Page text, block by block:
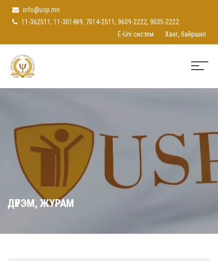
info@usp.mn
11-362511, 11-301489, 7014-2511, 9609-2222, 9035-2222
E-Uni систем
Хаяг, байршил
ДҮРЭМ, ЖУРАМ